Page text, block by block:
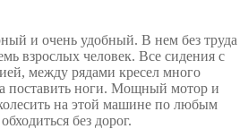
и очень удобный. В нем без труда
взрослых человек. Все сидения с
между рядами кресел много
поставить ноги. Мощный мотор и
на этой машине по любым
без дорог.